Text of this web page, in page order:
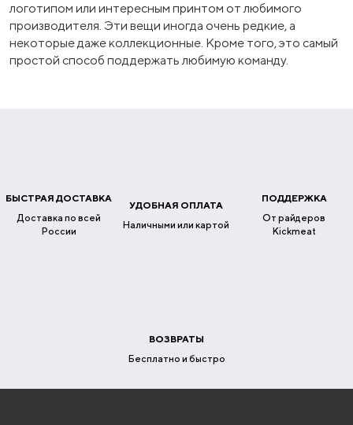
логотипом или интересным принтом от любимого
производителя. Эти вещи иногда очень редкие, а
некоторые даже коллекционные. Кроме того, это самый
простой способ поддержать любимую команду.
БЫСТРАЯ ДОСТАВКА
Доставка по всей
России
УДОБНАЯ ОПЛАТА
Наличными или картой
ПОДДЕРЖКА
От райдеров
Kickmeat
ВОЗВРАТЫ
Бесплатно и быстро